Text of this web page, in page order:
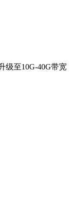
级至10G-40G带宽